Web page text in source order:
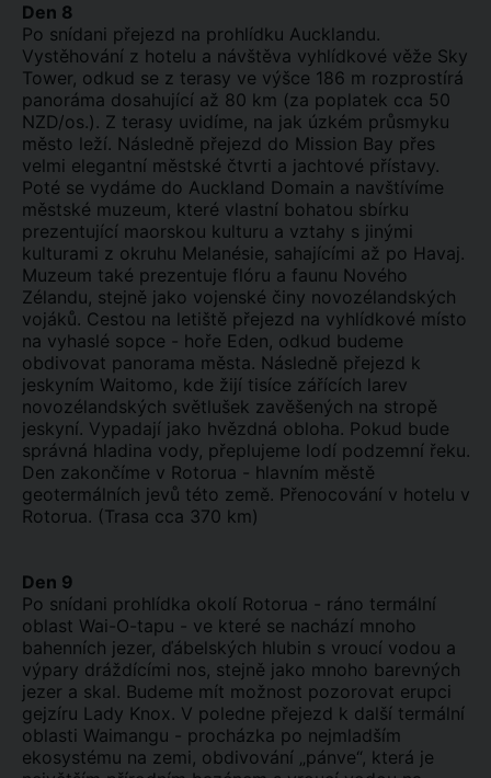
Den 8
Po snídani přejezd na prohlídku Aucklandu.
Vystěhování z hotelu a návštěva vyhlídkové věže Sky
Tower, odkud se z terasy ve výšce 186 m rozprostírá
panoráma dosahující až 80 km (za poplatek cca 50
NZD/os.). Z terasy uvidíme, na jak úzkém průsmyku
město leží. Následně přejezd do Mission Bay přes
velmi elegantní městské čtvrti a jachtové přístavy.
Poté se vydáme do Auckland Domain a navštívíme
městské muzeum, které vlastní bohatou sbírku
prezentující maorskou kulturu a vztahy s jinými
kulturami z okruhu Melanésie, sahajícími až po Havaj.
Muzeum také prezentuje flóru a faunu Nového
Zélandu, stejně jako vojenské činy novozélandských
vojáků. Cestou na letiště přejezd na vyhlídkové místo
na vyhaslé sopce - hoře Eden, odkud budeme
obdivovat panorama města. Následně přejezd k
jeskyním Waitomo, kde žijí tisíce zářících larev
novozélandských světlušek zavěšených na stropě
jeskyní. Vypadají jako hvězdná obloha. Pokud bude
správná hladina vody, přeplujeme lodí podzemní řeku.
Den zakončíme v Rotorua - hlavním městě
geotermálních jevů této země. Přenocování v hotelu v
Rotorua. (Trasa cca 370 km)
Den 9
Po snídani prohlídka okolí Rotorua - ráno termální
oblast Wai-O-tapu - ve které se nachází mnoho
bahenních jezer, ďábelských hlubin s vroucí vodou a
výpary dráždícími nos, stejně jako mnoho barevných
jezer a skal. Budeme mít možnost pozorovat erupci
gejzíru Lady Knox. V poledne přejezd k další termální
oblasti Waimangu - procházka po nejmladším
ekosystému na zemi, obdivování „pánve“, která je